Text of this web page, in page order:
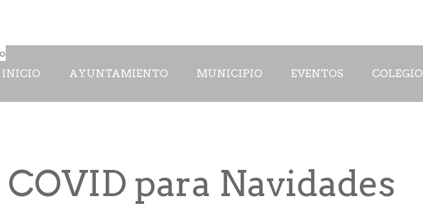
INICIO AYUNTAMIENTO MUNICIPIO EVENTOS COLEGIO
para Navidades